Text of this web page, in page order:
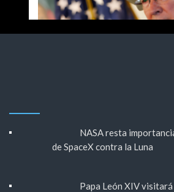
NASA resta
de SpaceX contra la Luna
Papa León XIV